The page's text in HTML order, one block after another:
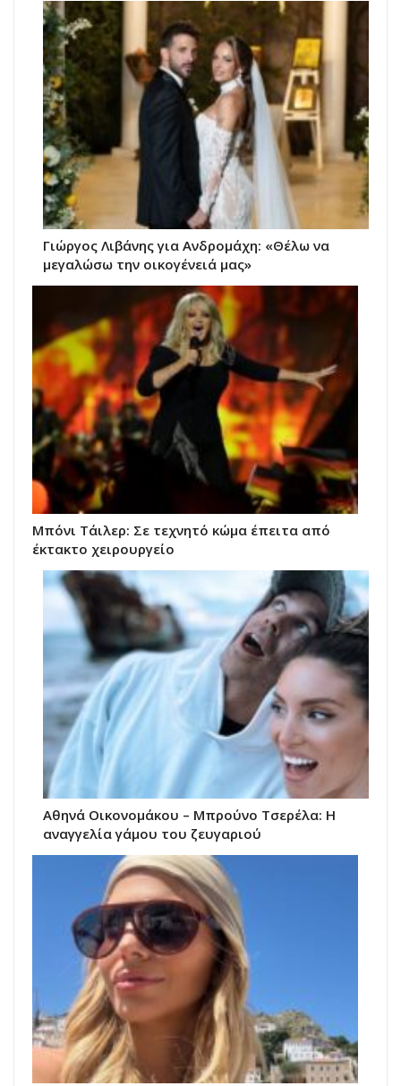
Γιώργος Λιβάνης για Ανδρομάχη: «Θέλω να
μεγαλώσω την οικογένειά μας»
Μπόνι Τάιλερ: Σε τεχνητό κώμα έπειτα από
έκτακτο χειρουργείο
Αθηνά Οικονομάκου – Μπρούνο Τσερέλα: Η
αναγγελία γάμου του ζευγαριού